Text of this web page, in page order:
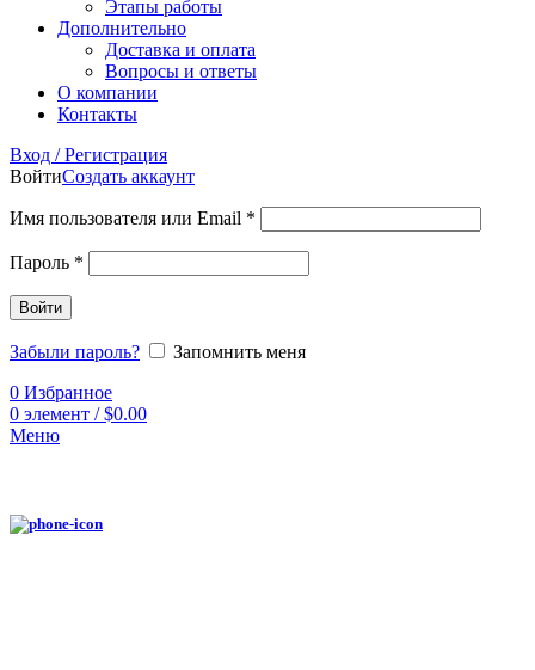
Этапы работы
Дополнительно
Доставка и оплата
Вопросы и ответы
О компании
Контакты
Вход / Регистрация
ВойтиСоздать аккаунт
Имя пользователя или Email *
Пароль *
Войти
Забыли пароль?
Запомнить меня
0 Избранное
0 элемент / $0.00
Меню